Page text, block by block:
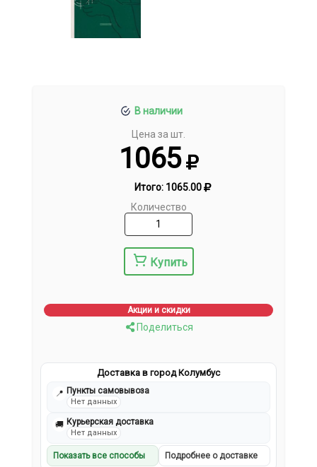
В наличии
Цена за шт.
1065
Итого: 1065.00
Количество
Купить
Акции и скидки
Поделиться
Доставка в город Колумбус
📍 Пункты самовывоза
Нет данных
🚚 Курьерская доставка
Нет данных
Показать все способы Подробнее о доставке